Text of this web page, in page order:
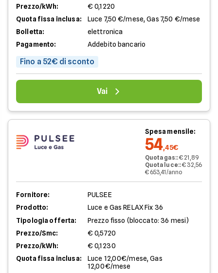
Prezzo/kWh:
€ 0,1220
Quota fissa inclusa:
Luce 7,50 €/mese, Gas 7,50 €/mese
Bolletta:
elettronica
Pagamento:
Addebito bancario
Fino a 52€ di sconto
Vai
Spesa mensile:
54,45€
Quota gas::€ 21,89
Quota luce::€ 32,56
€ 653,41/anno
Fornitore:
PULSEE
Prodotto:
Luce e Gas RELAX Fix 36
Tipologia offerta:
Prezzo fisso (bloccato: 36 mesi)
Prezzo/Smc:
€ 0,5720
Prezzo/kWh:
€ 0,1230
Quota fissa inclusa:
Luce 12,00€/mese, Gas
12,00€/mese